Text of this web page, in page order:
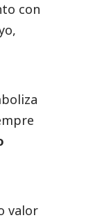
con
valor